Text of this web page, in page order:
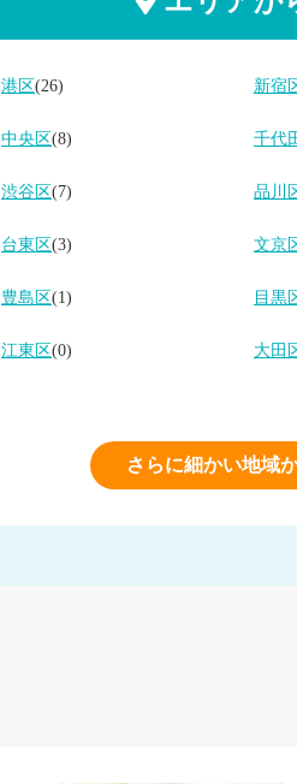
港区(26) 新宿
中央区(8) 千代
渋谷区(7) 品川
台東区(3) 文京
豊島区(1) 目黒
江東区(0) 大田
さらに細かい地域